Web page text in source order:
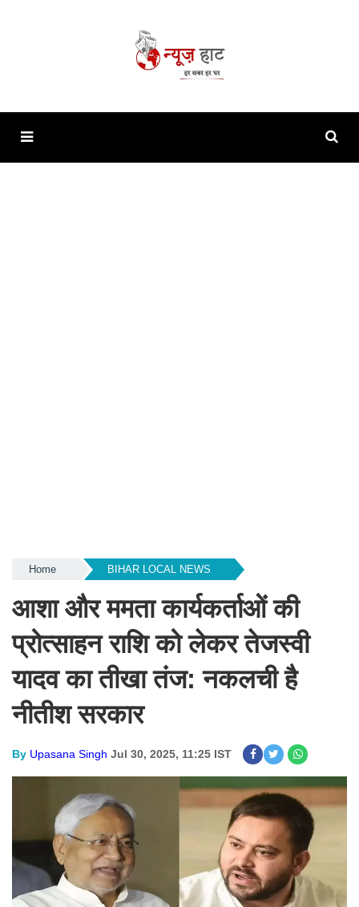
Home BIHAR LOCAL NEWS
आशा और ममता कार्यकर्ताओं की
प्रोत्साहन राशि को लेकर तेजस्वी
यादव का तीखा तंज: नकलची है
नीतीश सरकार
By Upasana Singh Jul 30, 2025, 11:25 IST